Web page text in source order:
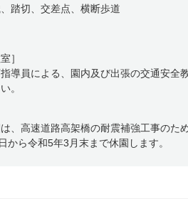
、踏切、交差点、横断歩道
］
導員による、園内及び出張の交通安全
。
、高速道路高架橋の耐震補強工事のため
から令和5年3月末まで休園します。